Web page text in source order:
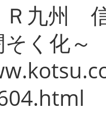
九州 信
く化～